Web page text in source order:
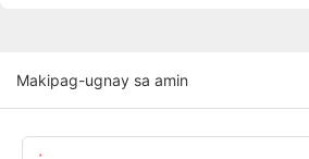
Makipag-ugnay sa amin